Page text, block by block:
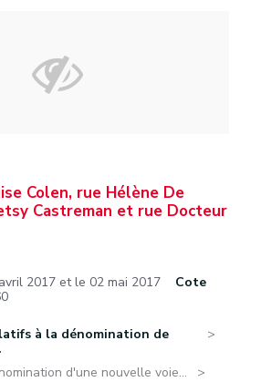
Colen, rue Hélène De
Castreman et rue Docteur
2017 et le 02 mai 2017
Cote
à la dénomination de
d'une nouvelle voie...